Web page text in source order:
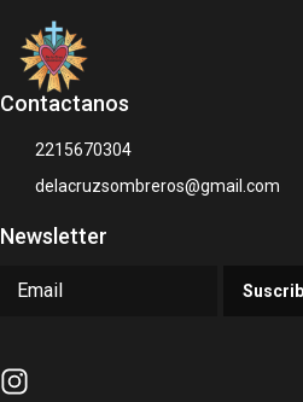
Contactanos
2215670304
delacruzsombreros@gmail.com
Newsletter